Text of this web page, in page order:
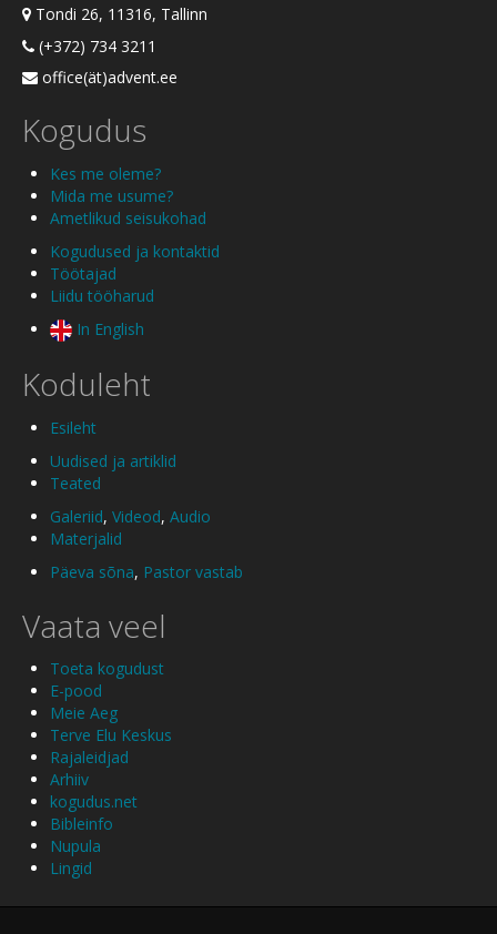
Tondi 26, 11316, Tallinn
(+372) 734 3211
office(ät)advent.ee
Kogudus
Kes me oleme?
Mida me usume?
Ametlikud seisukohad
Kogudused ja kontaktid
Töötajad
Liidu tööharud
In English
Koduleht
Esileht
Uudised ja artiklid
Teated
Galeriid, Videod, Audio
Materjalid
Päeva sõna, Pastor vastab
Vaata veel
Toeta kogudust
E-pood
Meie Aeg
Terve Elu Keskus
Rajaleidjad
Arhiiv
kogudus.net
Bibleinfo
Nupula
Lingid